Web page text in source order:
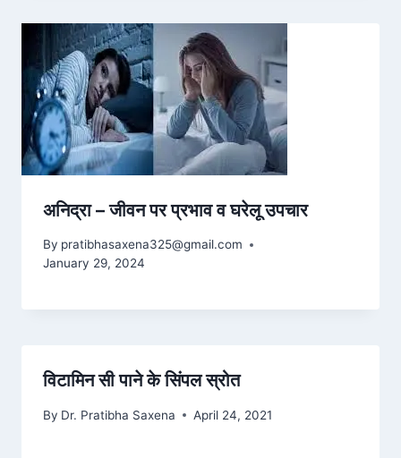
अनिद्रा – जीवन पर प्रभाव व घरेलू उपचार
By pratibhasaxena325@gmail.com
January 29, 2024
विटामिन सी पाने के सिंपल स्रोत
By Dr. Pratibha Saxena April 24, 2021